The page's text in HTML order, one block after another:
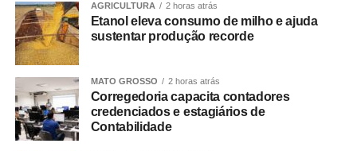
nossa rede de urgência e emergência. Ser responsável
por praticamente metade das transferências das UPAs
significa garantir acesso mais rápido à internação,
um cuidado mais resolutivo à população. Nosso
compromisso é continuar fortalecendo a rede municipal
com planejamento, investimentos e ampliação da
AGRICULTURA 2 horas atrás
Etanol eleva consumo de milho e ajuda
sustentar produção recorde
MATO GROSSO 2 horas atrás
Corregedoria capacita contadores
credenciados e estagiários de
Contabilidade